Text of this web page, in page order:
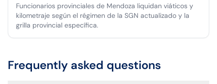
Funcionarios provinciales de Mendoza liquidan viáticos y
kilometraje según el régimen de la SGN actualizado y la
grilla provincial específica.
Frequently asked questions